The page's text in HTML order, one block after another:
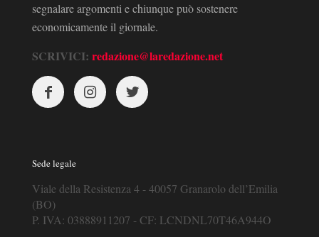
segnalare argomenti e chiunque può sostenere
economicamente il giornale.
SCRIVICI: redazione@laredazione.net
Sede legale
Viale della Resistenza 4 - 40057 Granarolo dell’Emilia
(BO)
P. IVA: 03888911207 - CF: LCNDNL70T46A944O